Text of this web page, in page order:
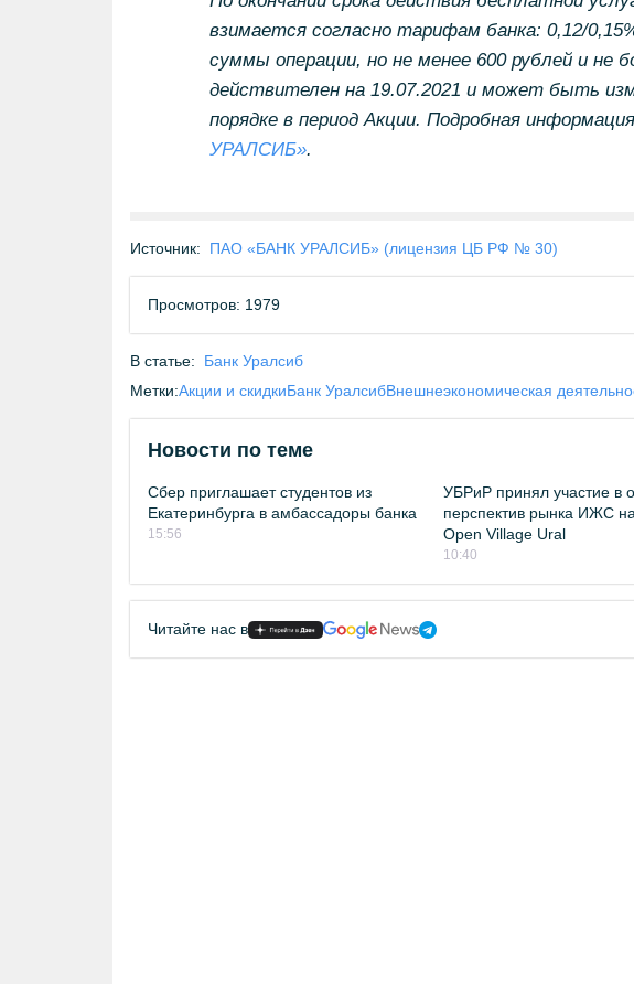
взимается согласно тарифам банка: 0,12/
суммы операции, но не менее 600 рублей и не
действителен на 19.07.2021 и может быть
порядке в период Акции. Подробная
УРАЛСИБ».
Источник: ПАО «БАНК УРАЛСИБ» (лицензия ЦБ РФ № 30)
Просмотров: 1979
В статье:
Банк Уралсиб
Метки:Акции и скидкиБанк УралсибВнешнеэкономическая
Новости по теме
Сбер приглашает студентов из
Екатеринбурга в амбассадоры банка
15:56
УБРиР принял участие в
перспектив рынка ИЖС
Open Village Ural
10:40
Читайте нас в